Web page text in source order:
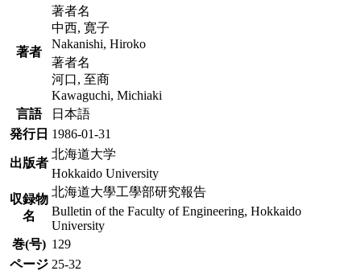
著者
著者名
中西, 寛子
Nakanishi, Hiroko
著者名
河口, 至商
Kawaguchi, Michiaki
言語
日本語
発行日 1986-01-31
出版者
北海道大学
Hokkaido University
収録物
名
北海道大學工學部研究報告
Bulletin of the Faculty of Engineering, Hokkaido
University
巻(号) 129
ページ 25-32